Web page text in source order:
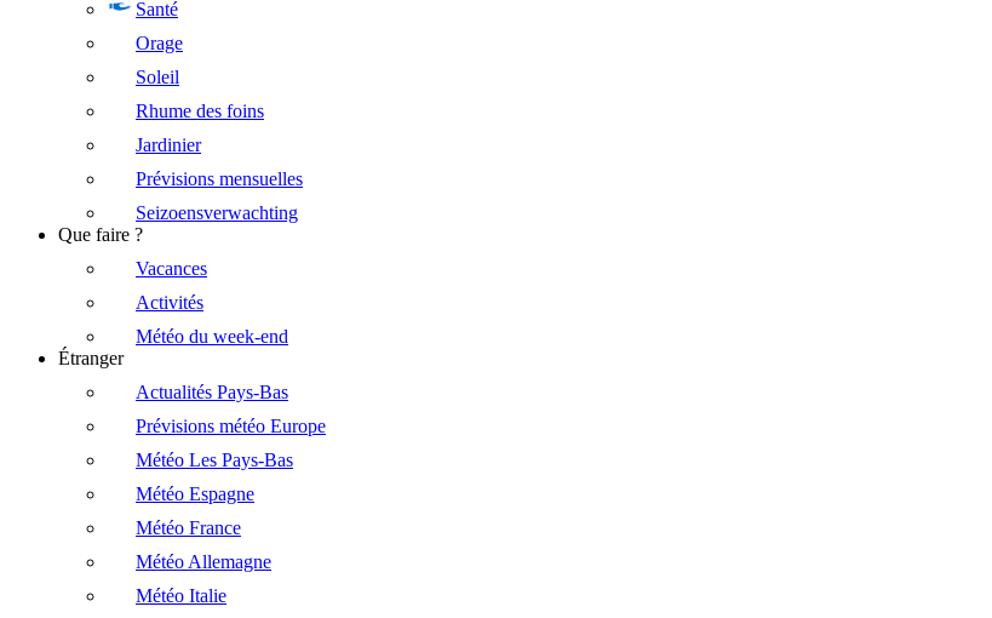
Santé
Orage
Soleil
Rhume des foins
Jardinier
Prévisions mensuelles
Seizoensverwachting
Que faire ?
Vacances
Activités
Météo du week-end
Étranger
Actualités Pays-Bas
Prévisions météo Europe
Météo Les Pays-Bas
Météo Espagne
Météo France
Météo Allemagne
Météo Italie